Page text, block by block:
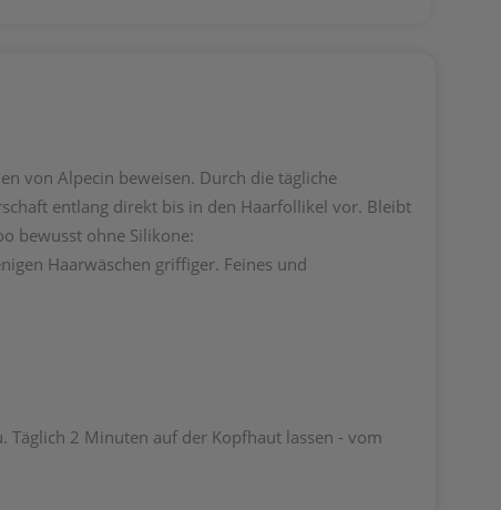
von Alpecin beweisen. Durch die tägliche
entlang direkt bis in den Haarfollikel vor. Bleibt
bewusst ohne Silikone:
Haarwäschen griffiger. Feines und
2 Minuten auf der Kopfhaut lassen - vom